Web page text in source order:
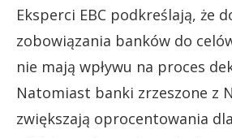
Eksperci EBC podkreślają, że
zobowiązania banków do
nie mają wpływu na proces
Natomiast banki zrzeszone z
zwiększają oprocentowania